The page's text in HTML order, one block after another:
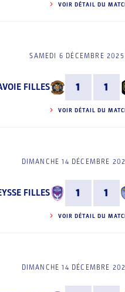
VOIR DÉTAIL DU
SAMEDI 6 DÉCEMBRE
FILLES 1 1
VOIR DÉTAIL DU
DIMANCHE 14 DÉCEMBRE
FILLES 1 1
VOIR DÉTAIL DU
DIMANCHE 14 DÉCEMBRE